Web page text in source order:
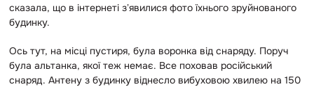
сказала, що в інтернеті зʼявилися фото їхнього зруйнованого
будинку.
Ось тут, на місці пустиря, була воронка від снаряду. Поруч
була альтанка, якої теж немає. Все поховав російський
снаряд. Антену з будинку віднесло вибуховою хвилею на 150